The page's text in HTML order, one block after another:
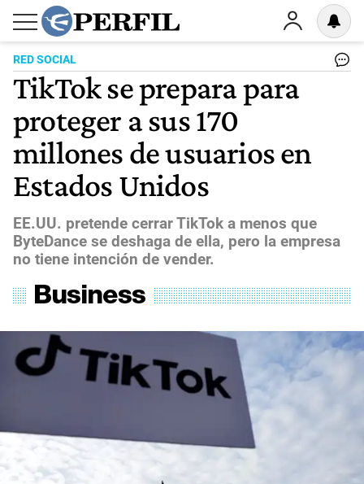
RED SOCIAL
TikTok se prepara para
proteger a sus 170
millones de usuarios en
Estados Unidos
EE.UU. pretende cerrar TikTok a menos que
ByteDance se deshaga de ella, pero la empresa
no tiene intención de vender.